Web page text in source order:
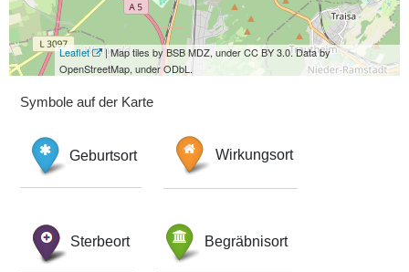
Leaflet
| Map tiles by BSB MDZ, under CC BY 3.0. Data by
OpenStreetMap, under ODbL.
Symbole auf der Karte
Geburtsort Wirkungsort
Sterbeort Begräbnisort